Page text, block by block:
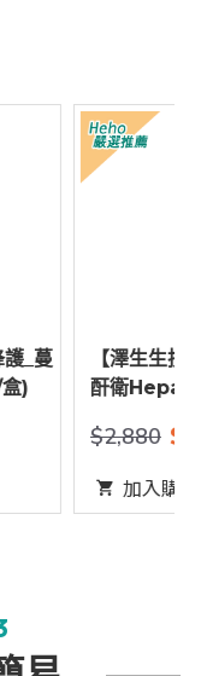
生技】★健字號★
複
$2,592